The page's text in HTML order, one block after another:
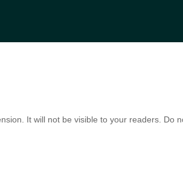
It will not be visible to your readers. Do